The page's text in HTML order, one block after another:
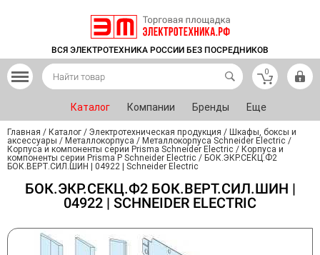
ВСЯ ЭЛЕКТРОТЕХНИКА РОССИИ БЕЗ ПОСРЕДНИКОВ
0
Каталог Компании Бренды Еще
Главная / Каталог / Электротехническая продукция / Шкафы, боксы и
аксессуары / Металлокорпуса / Металлокорпуса Schneider Electric /
Корпуса и компоненты серии Prisma Schneider Electric / Корпуса и
компоненты серии Prisma P Schneider Electric / БОК.ЭКР.СЕКЦ.Ф2
БОК.ВЕРТ.СИЛ.ШИН | 04922 | Schneider Electric
БОК.ЭКР.СЕКЦ.Ф2 БОК.ВЕРТ.СИЛ.ШИН |
04922 | SCHNEIDER ELECTRIC